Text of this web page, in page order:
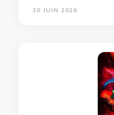
30 JUIN 2026